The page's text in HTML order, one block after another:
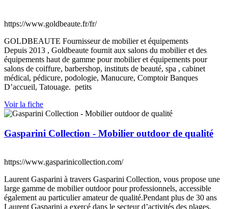
https://www.goldbeaute.fr/fr/
GOLDBEAUTE Fournisseur de mobilier et équipements
Depuis 2013 , Goldbeaute fournit aux salons du mobilier et des
équipements haut de gamme pour mobilier et équipements pour
salons de coiffure, barbershop, instituts de beauté, spa , cabinet
médical, pédicure, podologie, Manucure, Comptoir Banques
D’accueil, Tatouage. petits
Voir la fiche
Gasparini Collection - Mobilier outdoor de qualité
https://www.gasparinicollection.com/
Laurent Gasparini à travers Gasparini Collection, vous propose une
large gamme de mobilier outdoor pour professionnels, accessible
également au particulier amateur de qualité.Pendant plus de 30 ans
Laurent Gasparini a exercé dans le secteur d’activités des plages.